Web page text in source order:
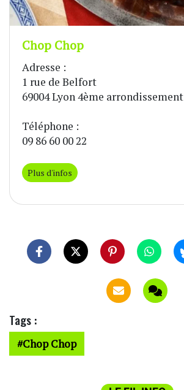
Chop Chop
Adresse :
1 rue de Belfort
69004 Lyon 4ème arrondissement
Téléphone :
09 86 60 00 22
Plus d'infos
Tags :
Chop Chop